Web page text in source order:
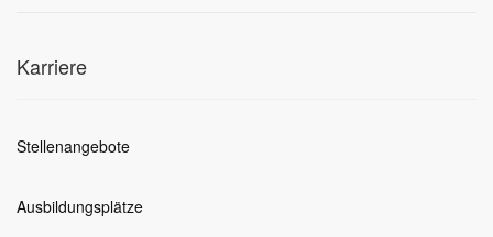
Karriere
Stellenangebote
Ausbildungsplätze